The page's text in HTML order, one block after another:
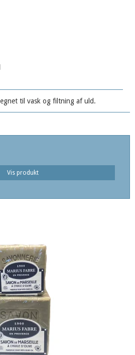
til vask og filtning af uld.
Vis produkt